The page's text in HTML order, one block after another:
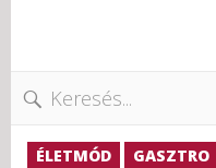
ÉLETMÓD GASZTRO